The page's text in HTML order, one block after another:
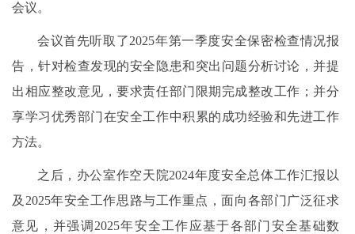
会议。
会议首先听取了2025年第一季度安全保密检查情况报
告，针对检查发现的安全隐患和突出问题分析讨论，并提
出相应整改意见，要求责任部门限期完成整改工作；并分
享学习优秀部门在安全工作中积累的成功经验和先进工作
方法。
之后，办公室作空天院2024年度安全总体工作汇报以
及2025年安全工作思路与工作重点，面向各部门广泛征求
意见，并强调2025年安全工作应基于各部门安全基础数